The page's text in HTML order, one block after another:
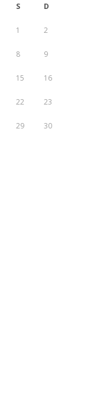
S D
1 2
8 9
15 16
22 23
29 30